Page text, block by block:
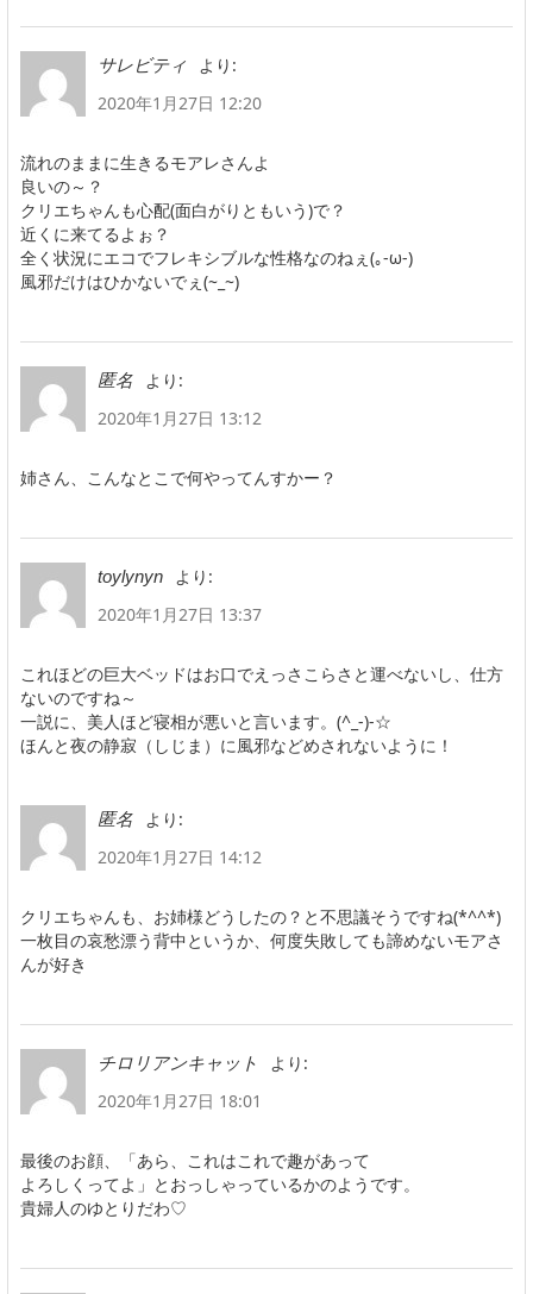
サレビティ
より:
2020年1月27日 12:20
流れのままに生きるモアレさんよ
良いの～？
クリエちゃんも心配(面白がりともいう)で？
近くに来てるよぉ？
全く状況にエコでフレキシブルな性格なのねぇ(｡-ω-)
風邪だけはひかないでぇ(~_~)
匿名
より:
2020年1月27日 13:12
姉さん、こんなとこで何やってんすかー？
toylynyn
より:
2020年1月27日 13:37
これほどの巨大ベッドはお口でえっさこらさと運べないし、仕方
ないのですね～
一説に、美人ほど寝相が悪いと言います。(^_-)-☆
ほんと夜の静寂（しじま）に風邪などめされないように！
匿名
より:
2020年1月27日 14:12
クリエちゃんも、お姉様どうしたの？と不思議そうですね(*^^*)
一枚目の哀愁漂う背中というか、何度失敗しても諦めないモアさ
んが好き
チロリアンキャット
より:
2020年1月27日 18:01
最後のお顔、「あら、これはこれで趣があって
よろしくってよ」とおっしゃっているかのようです。
貴婦人のゆとりだわ♡